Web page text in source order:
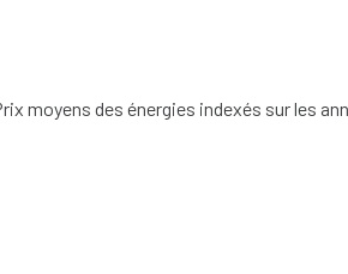
moyens des énergies indexés sur les